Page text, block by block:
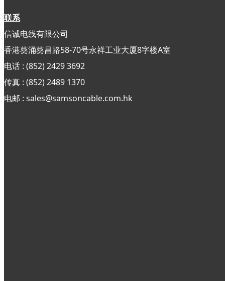
联系
信诚电线有限公司
香港葵涌葵昌路58-70号永祥工业大厦8字楼A室
电话 : (852) 2429 3692
传真 : (852)2489 1370
电邮 : sales@samsoncable.com.hk